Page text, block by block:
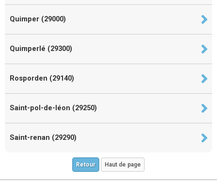
Quimper (29000)
Quimperlé (29300)
Rosporden (29140)
Saint-pol-de-léon (29250)
Saint-renan (29290)
Retour Haut de page